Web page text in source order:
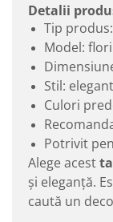
Detalii
Tip
Model:
Stil:
Culori
Potrivit
Alege acest
și eleganță.
caută un